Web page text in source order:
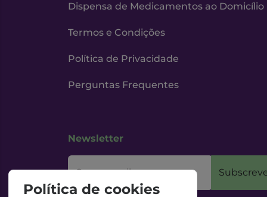
Dispensa de Medicamentos ao Domicílio
Termos e Condições
Política de Privacidade
Perguntas Frequentes
Newsletter
O seu email
Política de cookies